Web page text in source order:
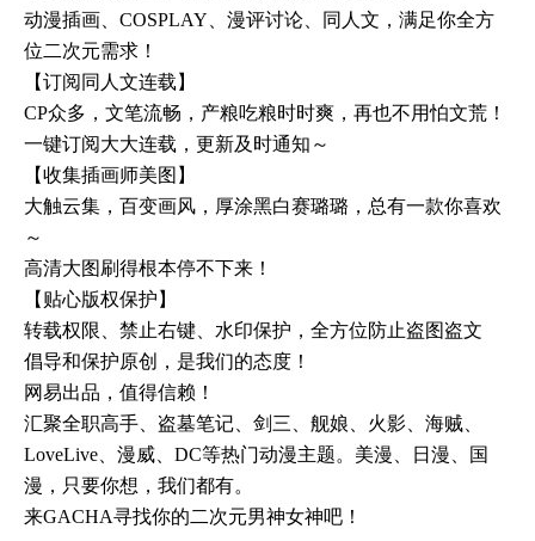
动漫插画、COSPLAY、漫评讨论、同人文，满足你全方
位二次元需求！
【订阅同人文连载】
CP众多，文笔流畅，产粮吃粮时时爽，再也不用怕文荒！
一键订阅大大连载，更新及时通知～
【收集插画师美图】
大触云集，百变画风，厚涂黑白赛璐璐，总有一款你喜欢
～
高清大图刷得根本停不下来！
【贴心版权保护】
转载权限、禁止右键、水印保护，全方位防止盗图盗文
倡导和保护原创，是我们的态度！
网易出品，值得信赖！
汇聚全职高手、盗墓笔记、剑三、舰娘、火影、海贼、
LoveLive、漫威、DC等热门动漫主题。美漫、日漫、国
漫，只要你想，我们都有。
来GACHA寻找你的二次元男神女神吧！